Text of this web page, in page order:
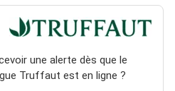
une alerte dès que le
Truffaut est en ligne ?